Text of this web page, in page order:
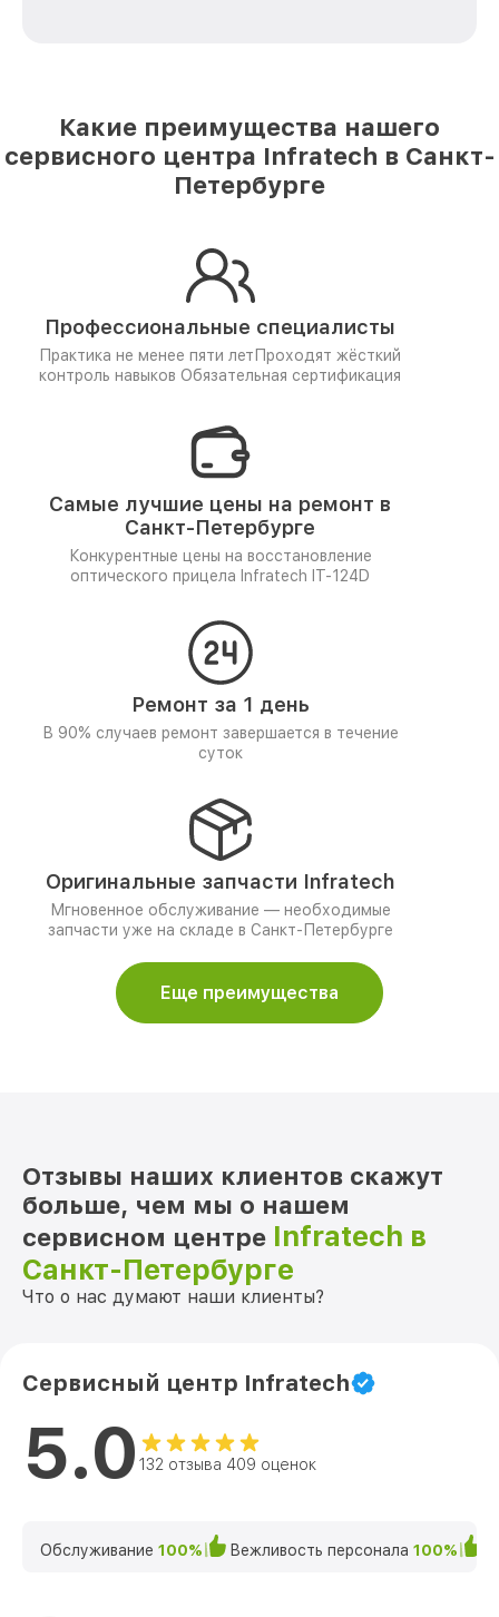
Какие преимущества нашего
сервисного центра Infratech в Санкт-
Петербурге
Профессиональные специалисты
Практика не менее пяти лет Проходят жёсткий
контроль навыков Обязательная сертификация
Самые лучшие цены на ремонт в
Санкт-Петербурге
Конкурентные цены на восстановление
оптического прицела Infratech IT-124D
Ремонт за 1 день
В 90% случаев ремонт завершается в течение
суток
Оригинальные запчасти Infratech
Мгновенное обслуживание — необходимые
запчасти уже на складе в Санкт-Петербурге
Еще преимущества
Отзывы наших клиентов скажут
больше, чем мы о нашем
сервисном центре Infratech в
Санкт-Петербурге
Что о нас думают наши клиенты?
Сервисный центр Infratech
5.0 132 отзыва 409 оценок
Обслуживание 100% Вежливость персонала 100%